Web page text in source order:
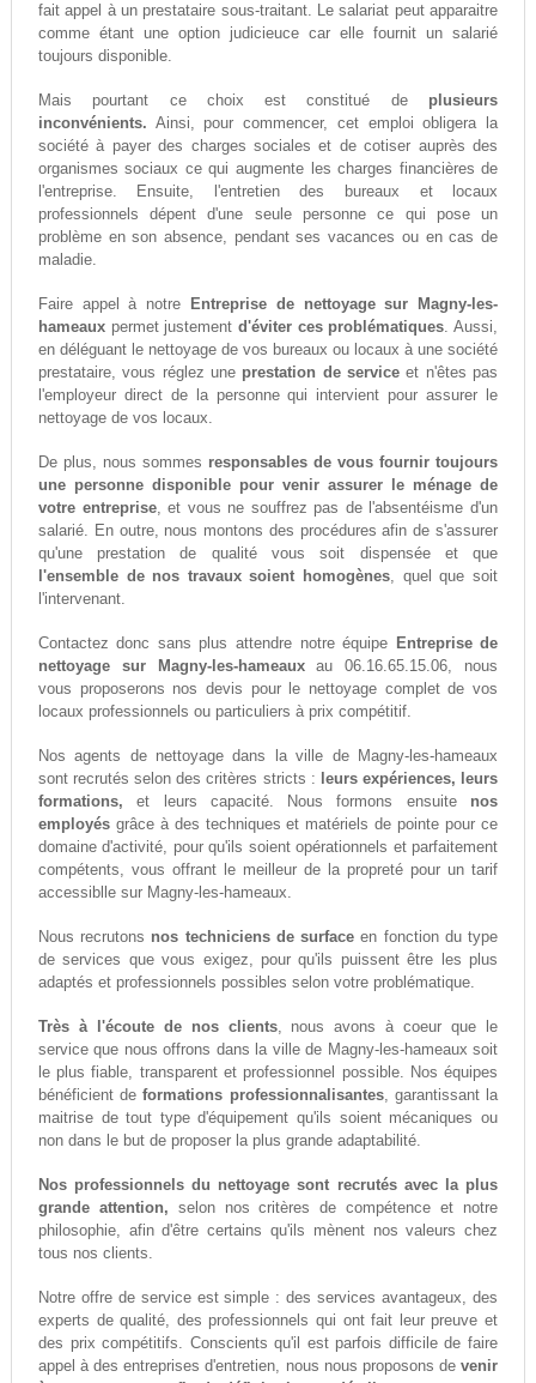
fait appel à un prestataire sous-traitant. Le salariat peut apparaitre
comme étant une option judicieuce car elle fournit un salarié
toujours disponible.
Mais pourtant ce choix est constitué de plusieurs
inconvénients. Ainsi, pour commencer, cet emploi obligera la
société à payer des charges sociales et de cotiser auprès des
organismes sociaux ce qui augmente les charges financières de
l'entreprise. Ensuite, l'entretien des bureaux et locaux
professionnels dépent d'une seule personne ce qui pose un
problème en son absence, pendant ses vacances ou en cas de
maladie.
Faire appel à notre
Entreprise de nettoyage sur Magny-les-
hameauxpermet justement d'éviter ces problématiques. Aussi,
en déléguant le nettoyage de vos bureaux ou locaux à une société
prestataire, vous réglez une prestation de service et n'êtes pas
l'employeur direct de la personne qui intervient pour assurer le
nettoyage de vos locaux.
De plus, nous sommes responsables de vous fournir toujours
une personne disponible pour venir assurer le ménage de
votre entreprise, et vous ne souffrez pas de l'absentéisme d'un
salarié. En outre, nous montons des procédures afin de s'assurer
qu'une prestation de qualité vous soit dispensée et que
l'ensemble de nos travaux soient homogènes, quel que soit
l'intervenant.
Contactez donc sans plus attendre notre équipe Entreprise de
nettoyage sur Magny-les-hameauxau 06.16.65.15.06, nous
vous proposerons nos devis pour le nettoyage complet de vos
locaux professionnels ou particuliers à prix compétitif.
Nos agents de nettoyage dans la ville de Magny-les-hameaux
sont recrutés selon des critères stricts : leurs expériences, leurs
formations, et leurs capacité. Nous formons ensuite nos
employésgrâce à des techniques et matériels de pointe pour ce
domaine d'activité, pour qu'ils soient opérationnels et parfaitement
compétents, vous offrant le meilleur de la propreté pour un tarif
accessiblle sur Magny-les-hameaux.
Nous recrutons nos techniciens de surface en fonction du type
de services que vous exigez, pour qu'ils puissent être les plus
adaptés et professionnels possibles selon votre problématique.
Très à l'écoute de nos clients, nous avons à coeur que le
service que nous offrons dans la ville de Magny-les-hameaux soit
le plus fiable, transparent et professionnel possible. Nos équipes
bénéficient deformations professionnalisantes, garantissant la
maitrise de tout type d'équipement qu'ils soient mécaniques ou
non dans le but de proposer la plus grande adaptabilité.
Nos professionnels du nettoyage sont recrutés avec la plus
grande attention, selon nos critères de compétence et notre
philosophie, afin d'être certains qu'ils mènent nos valeurs chez
tous nos clients.
Notre offre de service est simple : des services avantageux, des
experts de qualité, des professionnels qui ont fait leur preuve et
des prix compétitifs. Conscients qu'il est parfois difficile de faire
appel à des entreprises d'entretien, nous nous proposons devenir